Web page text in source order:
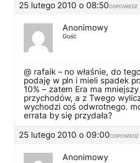
25 lutego 2010 o 08:50ODPOWIEDZ
Anonimowy
Gość
@ rafaik – no właśnie, do
podaję w pln i mieli spadek
10% – zatem Era ma
przychodów, a z Twego
wychodzi coś odwrotnego.
errata by się przydała?
25 lutego 2010 o 09:00ODPOWIEDZ
Anonimowy